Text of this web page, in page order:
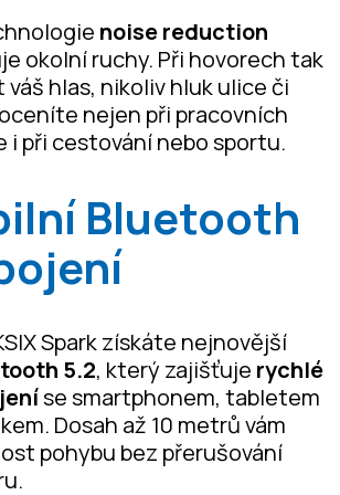
noise reduction
okolní ruchy. Při hovorech tak
hlas, nikoliv hluk ulice či
nejen při pracovních
i při cestování nebo sportu.
Bluetooth
Spark získáte nejnovější
5.2, který zajišťuje rychlé
se smartphonem, tabletem
Dosah až 10 metrů vám
pohybu bez přerušování